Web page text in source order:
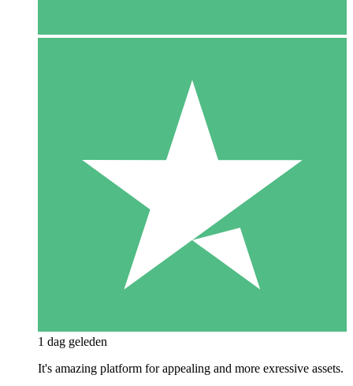
1 dag geleden
It's amazing platform for appealing and more exressive assets.